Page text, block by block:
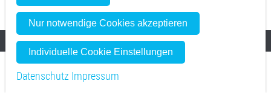
eventim.de
13. November 2026
Nur notwendige Cookies akzeptieren
Individuelle Cookie Einstellungen
Datenschutz Impressum